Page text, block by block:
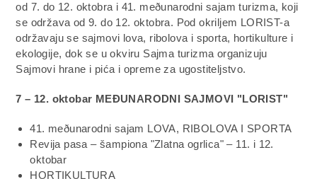
od 7. do 12. oktobra i 41. meðunarodni sajam turizma, koji
se održava od 9. do 12. oktobra. Pod okriljem LORIST-a
održavaju se sajmovi lova, ribolova i sporta, hortikulture i
ekologije, dok se u okviru Sajma turizma organizuju
Sajmovi hrane i pića i opreme za ugostiteljstvo.
7 – 12. oktobar MEÐUNARODNI SAJMOVI "LORIST"
41. meðunarodni sajam LOVA, RIBOLOVA I SPORTA
Revija pasa – šampiona "Zlatna ogrlica" – 11. i 12.
oktobar
HORTIKULTURA